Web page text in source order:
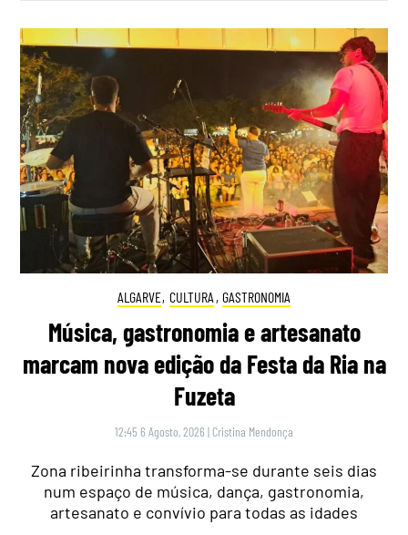
ALGARVE, CULTURA , GASTRONOMIA
Música, gastronomia e artesanato
marcam nova edição da Festa da Ria na
Fuzeta
12:45 6 Agosto, 2026 | Cristina Mendonça
Zona ribeirinha transforma-se durante seis dias
num espaço de música, dança, gastronomia,
artesanato e convívio para todas as idades